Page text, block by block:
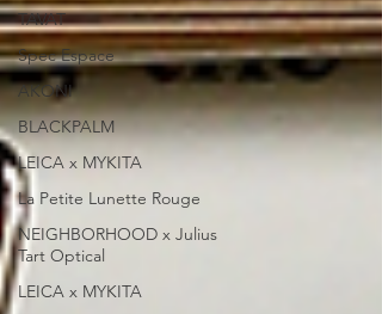
TAVAT
Spec Espace
AKONI
BLACKPALM
LEICA x MYKITA
La Petite Lunette Rouge
NEIGHBORHOOD x Julius
Tart Optical
LEICA x MYKITA